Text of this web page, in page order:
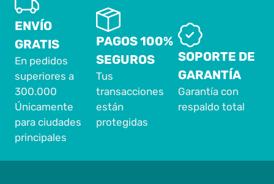
ENVÍO
GRATIS
En pedidos
superiores a
300.000
Únicamente
para ciudades
principales
PAGOS 100%
SEGUROS
Tus
transacciones
están
protegidas
SOPORTE DE
GARANTÍA
Garantía con
respaldo total